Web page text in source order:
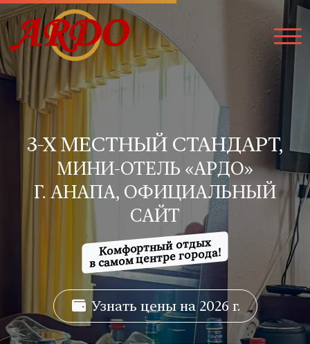
3-Х МЕСТНЫЙ СТАНДАРТ,
МИНИ-ОТЕЛЬ «АРДО»
Г. АНАПА, ОФИЦИАЛЬНЫЙ
САЙТ
Комфортный отдых
в самом центре города!
Узнать цены на 2026 г.